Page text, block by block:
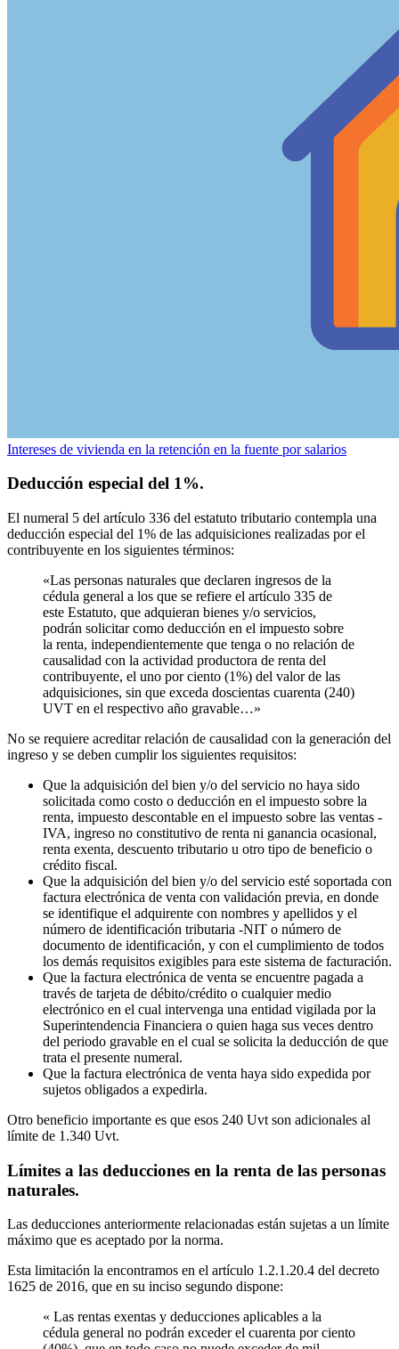
Intereses de vivienda en la retención en la fuente por salarios
Deducción especial del 1%.
El numeral 5 del artículo 336 del estatuto tributario contempla una
deducción especial del 1% de las adquisiciones realizadas por el
contribuyente en los siguientes términos:
«Las personas naturales que declaren ingresos de la
cédula general a los que se refiere el artículo 335 de
este Estatuto, que adquieran bienes y/o servicios,
podrán solicitar como deducción en el impuesto sobre
la renta, independientemente que tenga o no relación de
causalidad con la actividad productora de renta del
contribuyente, el uno por ciento (1%) del valor de las
adquisiciones, sin que exceda doscientas cuarenta (240)
UVT en el respectivo año gravable…»
No se requiere acreditar relación de causalidad con la generación del
ingreso y se deben cumplir los siguientes requisitos:
Que la adquisición del bien y/o del servicio no haya sido
solicitada como costo o deducción en el impuesto sobre la
renta, impuesto descontable en el impuesto sobre las ventas -
IVA, ingreso no constitutivo de renta ni ganancia ocasional,
renta exenta, descuento tributario u otro tipo de beneficio o
crédito fiscal.
Que la adquisición del bien y/o del servicio esté soportada con
factura electrónica de venta con validación previa, en donde
se identifique el adquirente con nombres y apellidos y el
número de identificación tributaria -NIT o número de
documento de identificación, y con el cumplimiento de todos
los demás requisitos exigibles para este sistema de facturación.
Que la factura electrónica de venta se encuentre pagada a
través de tarjeta de débito/crédito o cualquier medio
electrónico en el cual intervenga una entidad vigilada por la
Superintendencia Financiera o quien haga sus veces dentro
del periodo gravable en el cual se solicita la deducción de que
trata el presente numeral.
Que la factura electrónica de venta haya sido expedida por
sujetos obligados a expedirla.
Otro beneficio importante es que esos 240 Uvt son adicionales al
límite de 1.340 Uvt.
Límites a las deducciones en la renta de las personas
naturales.
Las deducciones anteriormente relacionadas están sujetas a un límite
máximo que es aceptado por la norma.
Esta limitación la encontramos en el artículo 1.2.1.20.4 del decreto
1625 de 2016, que en su inciso segundo dispone:
« Las rentas exentas y deducciones aplicables a la
cédula general no podrán exceder el cuarenta por ciento